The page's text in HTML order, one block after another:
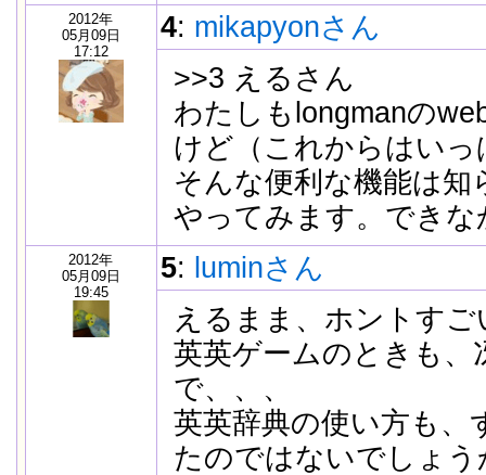
2012年
05月09日
17:12
4: mikapyonさん
>>3 えるさん
わたしもlongmanの
けど（これからはい
そんな便利な機能は
やってみます。でき
2012年
05月09日
19:45
5: luminさん
えるまま、ホントす
英英ゲームのときも、
で、、、
英英辞典の使い方も、
たのではないでしょう